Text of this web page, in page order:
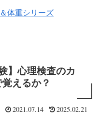
体重シリーズ
】心理検査のカ
えるか？
2021.07.14 2025.02.21